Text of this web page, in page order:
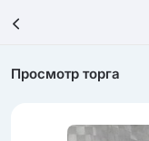
Просмотр торга